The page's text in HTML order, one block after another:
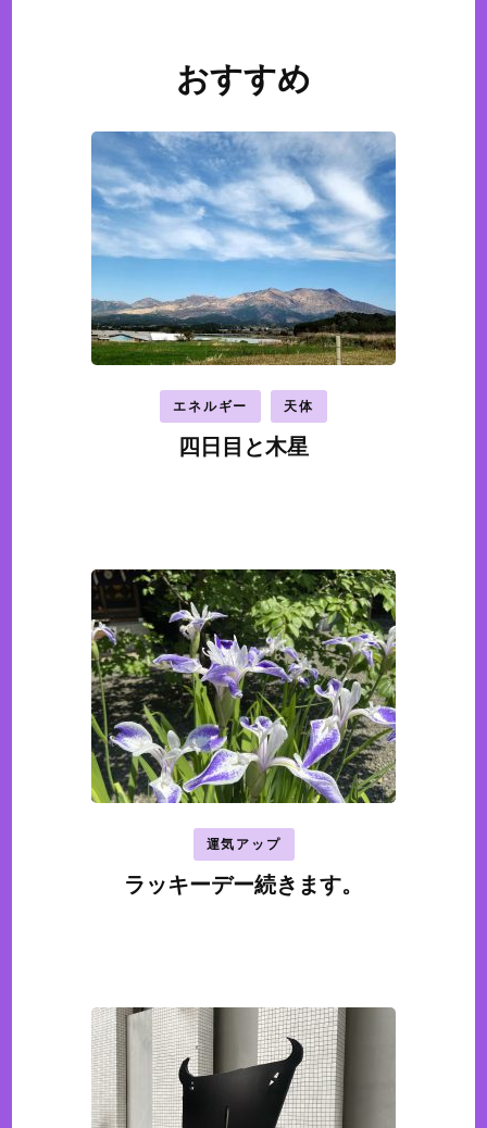
おすすめ
エネルギー 天体
四日目と木星
運気アップ
ラッキーデー続きます。